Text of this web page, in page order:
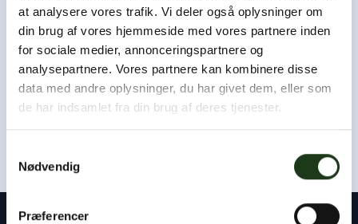
at analysere vores trafik. Vi deler også oplysninger om
din brug af vores hjemmeside med vores partnere inden
for sociale medier, annonceringspartnere og
analysepartnere. Vores partnere kan kombinere disse
data med andre oplysninger, du har givet dem, eller som
de har indsamlet fra din brug af deres tjenester.
Nødvendig
Præferencer
velkommen til at ringe og høre nærmere.
Som udgangspunkt kan vi være hos jer eller i afdødes
hjem inden for få timer.
Kontakt os døgnet rundt